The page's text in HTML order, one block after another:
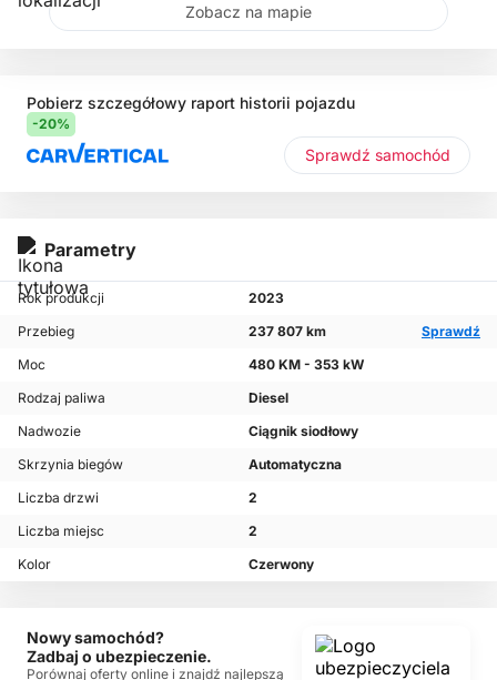
Pobierz szczegółowy raport historii pojazdu
-20%
Sprawdź samochód
Parametry
Rok produkcji
2023
Przebieg
237 807 km
Sprawdź
Moc
480 KM - 353 kW
Rodzaj paliwa
Diesel
Nadwozie
Ciągnik siodłowy
Skrzynia biegów
Automatyczna
Liczba drzwi
2
Liczba miejsc
2
Kolor
Czerwony
Zobacz na mapie
Nowy samochód?
Zadbaj o ubezpieczenie.
Porównaj oferty online i znajdź najlepszą